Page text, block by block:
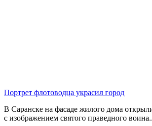
Портрет флотоводца украсил город
В Саранске на фасаде жилого дома
с изображением святого праведного